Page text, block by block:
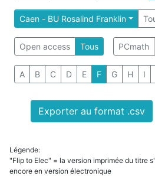
Caen - BU Rosalind Franklin
Open access Tous PCmath
A B C D E F G H I
Exporter au format .csv
Légende:
"Flip to Elec" = la version imprimée du titre
encore en version électronique